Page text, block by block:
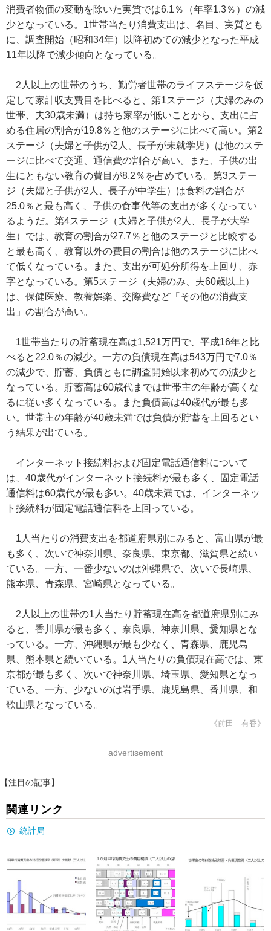
消費者物価の変動を除いた実質では6.1％（年率1.3％）の減
少となっている。1世帯当たり消費支出は、名目、実質とも
に、調査開始（昭和34年）以降初めての減少となった平成
11年以降で減少傾向となっている。
2人以上の世帯のうち、勤労者世帯のライフステージを仮
定して家計収支費目を比べると、第1ステージ（夫婦のみの
世帯、夫30歳未満）は持ち家率が低いことから、支出に占
める住居の割合が19.8％と他のステージに比べて高い。第2
ステージ（夫婦と子供が2人、長子が未就学児）は他のステ
ージに比べて交通、通信費の割合が高い。また、子供の出
生にともない教育の費目が8.2％を占めている。第3ステー
ジ（夫婦と子供が2人、長子が中学生）は食料の割合が
25.0％と最も高く、子供の食事代等の支出が多くなってい
るようだ。第4ステージ（夫婦と子供が2人、長子が大学
生）では、教育の割合が27.7％と他のステージと比較する
と最も高く、教育以外の費目の割合は他のステージに比べ
て低くなっている。また、支出が可処分所得を上回り、赤
字となっている。第5ステージ（夫婦のみ、夫60歳以上）
は、保健医療、教養娯楽、交際費など「その他の消費支
出」の割合が高い。
1世帯当たりの貯蓄現在高は1,521万円で、平成16年と比
べると22.0％の減少。一方の負債現在高は543万円で7.0％
の減少で、貯蓄、負債ともに調査開始以来初めての減少と
なっている。貯蓄高は60歳代までは世帯主の年齢が高くな
るに従い多くなっている。また負債高は40歳代が最も多
い。世帯主の年齢が40歳未満では負債が貯蓄を上回るとい
う結果が出ている。
インターネット接続料および固定電話通信料について
は、40歳代がインターネット接続料が最も多く、固定電話
通信料は60歳代が最も多い。40歳未満では、インターネッ
ト接続料が固定電話通信料を上回っている。
1人当たりの消費支出を都道府県別にみると、富山県が最
も多く、次いで神奈川県、奈良県、東京都、滋賀県と続い
ている。一方、一番少ないのは沖縄県で、次いで長崎県、
熊本県、青森県、宮崎県となっている。
2人以上の世帯の1人当たり貯蓄現在高を都道府県別にみ
ると、香川県が最も多く、奈良県、神奈川県、愛知県とな
っている。一方、沖縄県が最も少なく、青森県、鹿児島
県、熊本県と続いている。1人当たりの負債現在高では、東
京都が最も多く、次いで神奈川県、埼玉県、愛知県となっ
ている。一方、少ないのは岩手県、鹿児島県、香川県、和
歌山県となっている。
《前田 有香》
advertisement
【注目の記事】
関連リンク
統計局